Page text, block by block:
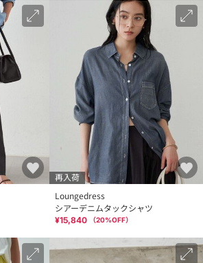
再入荷
Loungedress
シアーデニムタックシャツ
¥15,840 （20%OFF）